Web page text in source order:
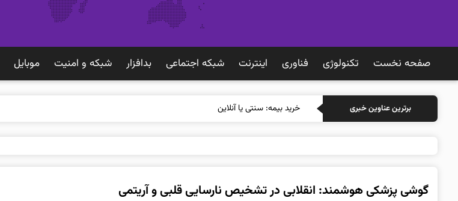
صفحه نخست تکنولوژی فناوری اينترنت شبكه اجتماعی بدافزار شبكه و امنيت موبايل
برترین عناوین خبری خرید بیمه: سنتی یا آنلاین؟ کدامیک تجرب
گوشی پزشکی هوشمند: انقلابی در تشخیص نارسایی قلبی و آریتمی